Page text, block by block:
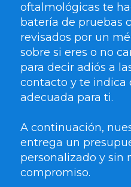
oftalmológicas te
batería de pruebas
revisados por un
sobre si eres o no
para decir adiós a
contacto y te indica
adecuada para ti.
A continuación,
entrega un
personalizado y sin
compromiso.